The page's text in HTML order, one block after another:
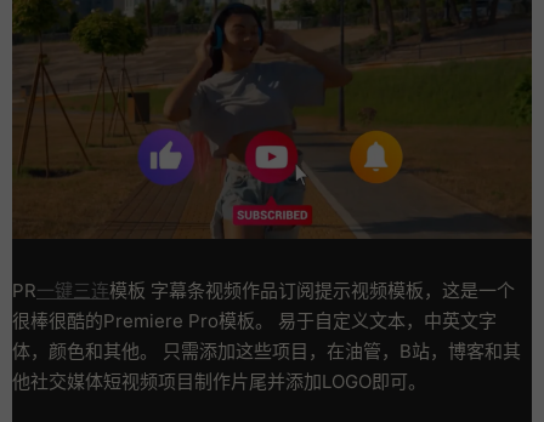
PR一键三连模板 字幕条视频作品订阅提示视频模板，这是一个
很棒很酷的Premiere Pro模板。 易于自定义文本，中英文字
体，颜色和其他。 只需添加这些项目，在油管，B站，博客和其
他社交媒体短视频项目制作片尾并添加LOGO即可。